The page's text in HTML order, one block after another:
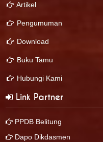
Artikel
Pengumuman
Download
Buku Tamu
Hubungi Kami
Link Partner
PPDB Belitung
Dapo Dikdasmen